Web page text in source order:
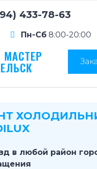
433-78-63
Пн-Сб 8:00-20:00
МАСТЕР
в любой район